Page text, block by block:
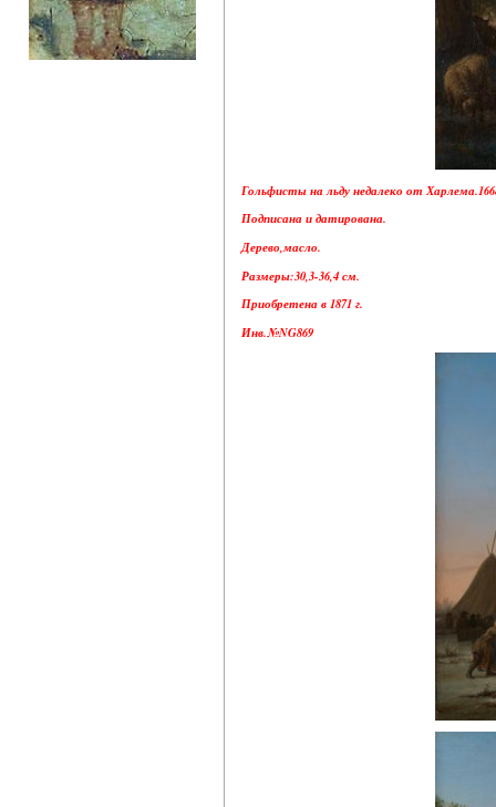
Гольфисты на льду недалеко от
Подписана и датирована.
Дерево,масло.
Размеры:30,3-36,4 см.
Приобретена в 1871 г.
Инв.№NG869